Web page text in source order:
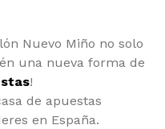
Nuevo Miño no solo
una nueva forma de
!
de apuestas
en España.